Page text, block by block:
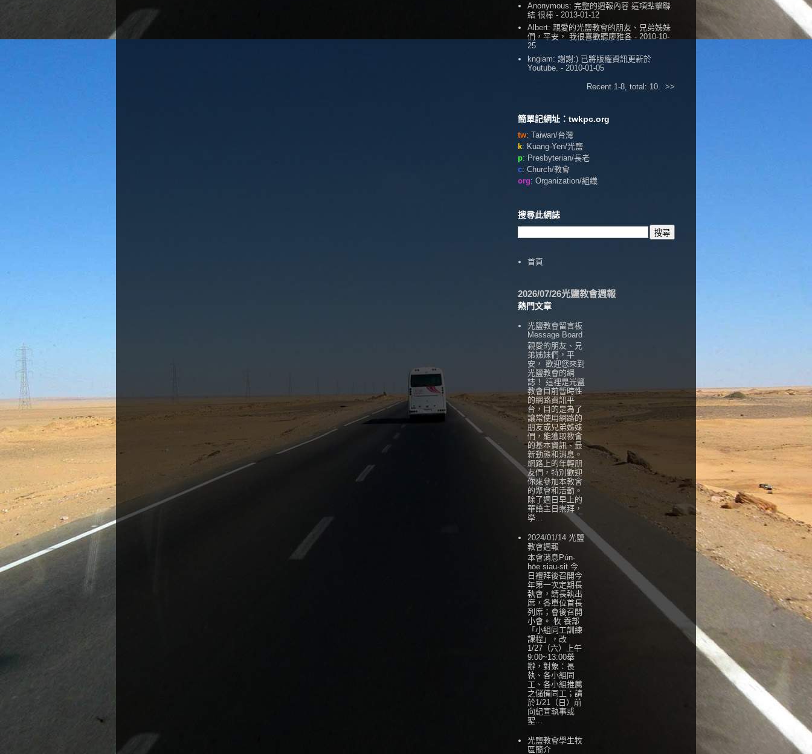
Anonymous:完整的週報內容 這項點擊聯
結 很棒- 2013-01-12
Albert:親愛的光鹽教會的朋友、兄弟姊妹
們，平安， 我很喜歡聽廖雅各 - 2010-10-
25
kngiam:謝謝:) 已將版權資訊更新於
Youtube. - 2010-01-05
Recent 1-8, total: 10. >>
簡單記網址：twkpc.org
tw: Taiwan/台灣
k: Kuang-Yen/光鹽
p: Presbyterian/長老
c: Church/教會
org: Organization/組織
搜尋此網誌
首頁
2026/07/26光鹽教會週報
熱門文章
光鹽教會留言板
Message Board
親愛的朋友、兄
弟姊妹們，平
安， 歡迎您來到
光鹽教會的網
誌！ 這裡是光鹽
教會目前暫時性
的網路資訊平
台，目的是為了
讓常使用網路的
朋友或兄弟姊妹
們，能獲取教會
的基本資訊、最
新動態和消息。
網路上的年輕朋
友們，特別歡迎
你來參加本教會
的聚會和活動。
除了週日早上的
華語主日崇拜，
學...
2024/01/14 光鹽
教會週報
本會消息Pún-
hōe siau-sit 今
日禮拜後召開今
年第一次定期長
執會，請長執出
席，各單位首長
列席；會後召開
小會。 牧 養部
「小組同工訓練
課程」，改
1/27（六）上午
9:00~13:00舉
辦，對象：長
執、各小組同
工、各小組推薦
之儲備同工；請
於1/21（日）前
向紀宣執事或
聖...
光鹽教會學生牧
區簡介